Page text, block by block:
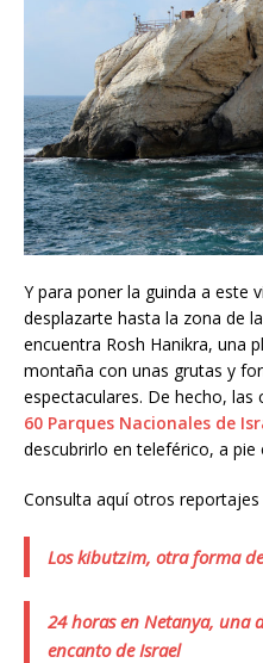
Y para poner la guinda a este
desplazarte hasta la zona de
encuentra Rosh Hanikra, una
montaña con unas grutas y
espectaculares. De hecho,
60 Parques Nacionales de
descubrirlo en teleférico, a pie
Consulta aquí otros reportajes
Los kibutzim, otra forma
24 horas en Netanya, una
encanto de Israel